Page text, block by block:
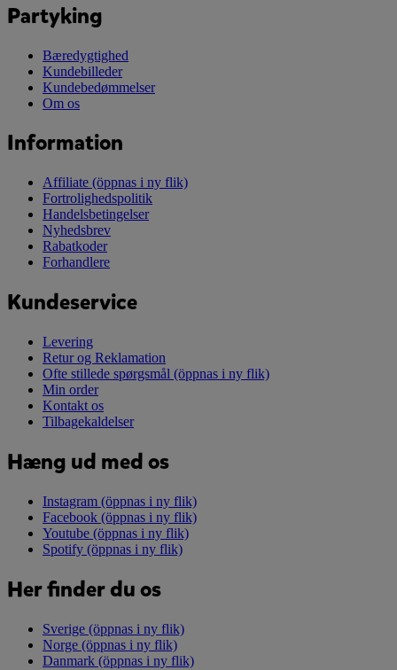
Partyking
Bæredygtighed
Kundebilleder
Kundebedømmelser
Om os
Information
Affiliate (öppnas i ny flik)
Fortrolighedspolitik
Handelsbetingelser
Nyhedsbrev
Rabatkoder
Forhandlere
Kundeservice
Levering
Retur og Reklamation
Ofte stillede spørgsmål (öppnas i ny flik)
Min order
Kontakt os
Tilbagekaldelser
Hæng ud med os
Instagram (öppnas i ny flik)
Facebook (öppnas i ny flik)
Youtube (öppnas i ny flik)
Spotify (öppnas i ny flik)
Her finder du os
Sverige (öppnas i ny flik)
Norge (öppnas i ny flik)
Danmark (öppnas i ny flik)